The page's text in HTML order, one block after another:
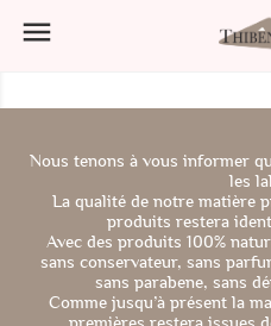

Nous tenons à vous informer
les
La qualité de notre matière
produits restera
Avec des produits 100%
sans conservateur, sans
sans parabene, sans
Comme jusqu’à présent la